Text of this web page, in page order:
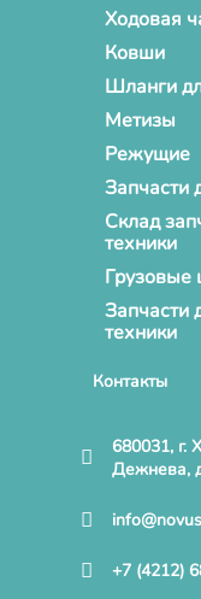
Ходовая
Ковши
Шланги
Метизы
Режущие
Запчасти
Склад
техники
Запчасти
техники
Контакты
680031, г.
Дежнева,
+7 (4212)